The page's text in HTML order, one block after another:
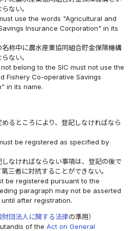
ない。
use the words "Agricultural and
Insurance Corporation" in its
称中に農水産業協同組合貯金保険機構
ない。
belong to the SIC must not use the
Fishery Co-operative Savings
in its name.
るところにより、登記しなければなら
be registered as specified by
なければならない事項は、登記の後で
三者に対抗することができない。
be registered pursuant to the
paragraph may not be asserted
after registration.
団法人に関する法律の準用）
of theAct on General